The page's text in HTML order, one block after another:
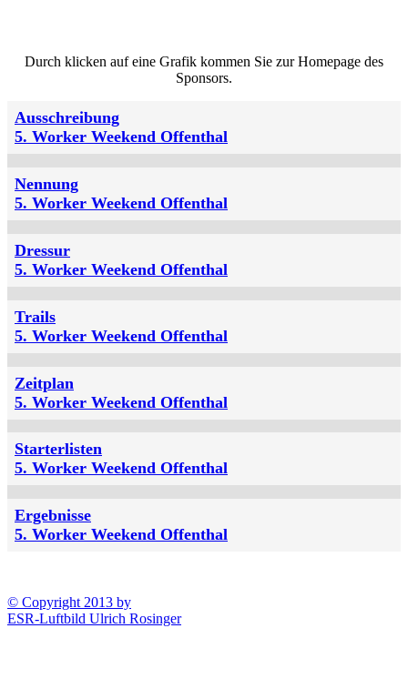
Durch klicken auf eine Grafik kommen Sie zur Homepage des
Sponsors.
Ausschreibung
5. Worker Weekend Offenthal
Nennung
5. Worker Weekend Offenthal
Dressur
5. Worker Weekend Offenthal
Trails
5. Worker Weekend Offenthal
Zeitplan
5. Worker Weekend Offenthal
Starterlisten
5. Worker Weekend Offenthal
Ergebnisse
5. Worker Weekend Offenthal
© Copyright 2013 by
ESR-Luftbild Ulrich Rosinger